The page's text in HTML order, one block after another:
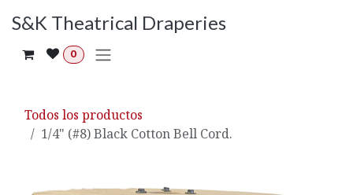
S&K Theatrical Draperies
0
Todos los productos
1/4" (#8) Black Cotton Bell Cord.